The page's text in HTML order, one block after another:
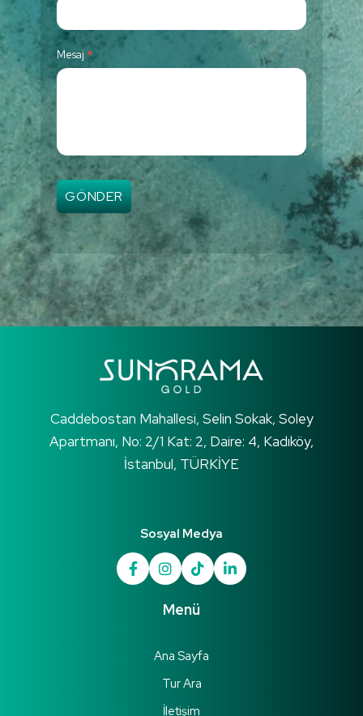
Mesaj *
GÖNDER
Caddebostan Mahallesi, Selin Sokak, Soley
Apartmanı, No: 2/1 Kat: 2, Daire: 4, Kadıköy,
İstanbul, TÜRKİYE
Sosyal Medya
Menü
Ana Sayfa
Tur Ara
İletişim